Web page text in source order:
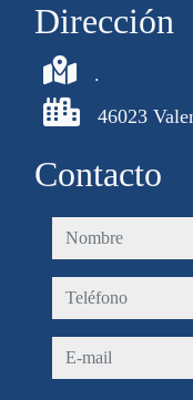
Dirección
.
46023
Contacto
nombre
teléfono
e-mail